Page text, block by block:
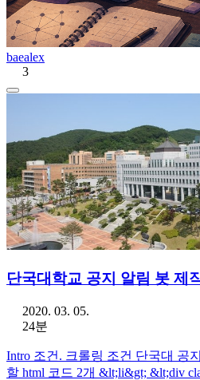
baealex
3
단국대학교 공지 알림 봇 제
2020. 03. 05.
24분
Intro 조건. 크롤링 조건 단국대 공
할 html 코드 2개 &lt;li&gt; &lt;div